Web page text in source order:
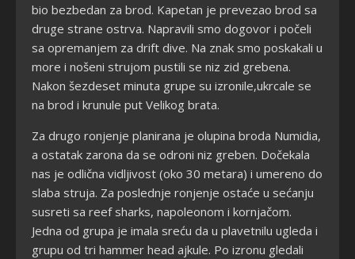
bio bezbedan za brod. Kapetan je prevezao brod sa
druge strane ostrva. Napravili smo dogovor i počeli
sa opremanjem za drift dive. Na znak smo poskakali u
more i nošeni strujom pustili se niz zid grebena.
Nakon šezdeset minuta grupe su izronile,ukrcale se
na brod i krunule put Velikog brata.
Za drugo ronjenje planirana je olupina broda Numidia,
a ostatak zarona da se odroni niz greben. Dočekala
nas je odlična vidljivost (oko 30 metara) i umereno do
slaba struja. Za poslednje ronjenje ostaće u sećanju
susreti sa reef sharks, napoleonom i kornjačom.
Jedna od grupa je imala sreću da u plavetnilu ugleda i
grupu od tri hammer head ajkule. Po izronu gledali